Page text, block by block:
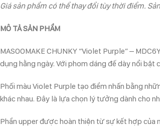
Giá sản phẩm có thể thay đổi tùy thời điểm.
MÔ TẢ SẢN PHẨM
MASOOMAKE CHUNKY “Violet Purple” –
dụng hằng ngày. Với phom dáng đế dày nổi
Phối màu Violet Purple tạo điểm nhấn bằng
khác nhau. Đây là lựa chọn lý tưởng dành cho
Phần upper được hoàn thiện từ sự kết hợp của